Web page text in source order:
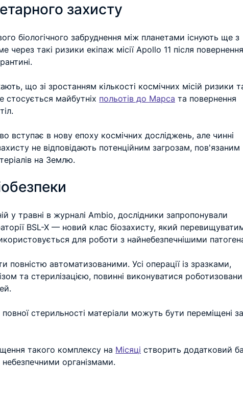
захисту
біологічного забруднення між планетами існують ще з
через такі ризики екіпаж місії Apollo 11 після
що зі зростанням кількості космічних місій ризики
стосується майбутніх польотів до Марса та повернення
вступає в нову епоху космічних досліджень, але чинні
не відповідають потенційним загрозам, пов'язаним
на Землю.
у травні в журналі Ambio, дослідники запропонували
BSL-X — новий клас біозахисту, який
для роботи з найнебезпечнішими
повністю автоматизованими. Усі операції із зразками,
та стерилізацією, повинні виконуватися
стерильності матеріали можуть бути переміщені
такого комплексу на Місяці створить додатковий
організмами.